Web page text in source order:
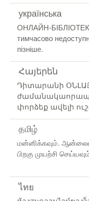
українська
ОНЛАЙН-
тимчасово
пізніше.
Հայերեն
Դիտարանի
փորձեք ավելի
தமிழ்
மன்னிக்கவும்.
பிறகு முயற்சி
ไทย